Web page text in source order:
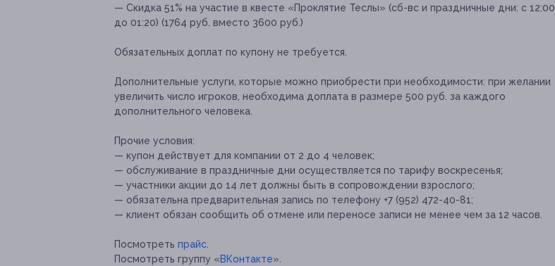
— Скидка 51% на участие в квесте «Проклятие Теслы» (сб-вс и праздничные дни: с 12:00
до 01:20) (1764 руб. вместо 3600 руб.)
Обязательных доплат по купону не требуется.
Дополнительные услуги, которые можно приобрести при необходимости: при желании
увеличить число игроков, необходима доплата в размере 500 руб. за каждого
дополнительного человека.
Прочие условия:
— купон действует для компании от 2 до 4 человек;
— обслуживание в праздничные дни осуществляется по тарифу воскресенья;
— участники акции до 14 лет должны быть в сопровождении взрослого;
— обязательна предварительная запись по телефону +7 (952) 472-40-81;
— клиент обязан сообщить об отмене или переносе записи не менее чем за 12 часов.
Посмотреть прайс
Посмотреть группу «ВКонтакте».